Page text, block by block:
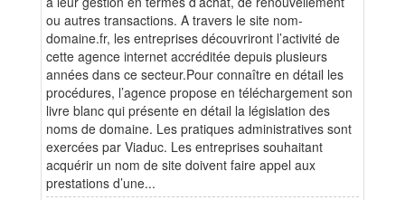
ou autres transactions. A travers le site nom-
domaine.fr, les entreprises découvriront l’activité de
cette agence internet accréditée depuis plusieurs
années dans ce secteur.Pour connaître en détail les
procédures, l’agence propose en téléchargement son
livre blanc qui présente en détail la législation des
noms de domaine. Les pratiques administratives sont
exercées par Viaduc. Les entreprises souhaitant
acquérir un nom de site doivent faire appel aux
prestations d’une...